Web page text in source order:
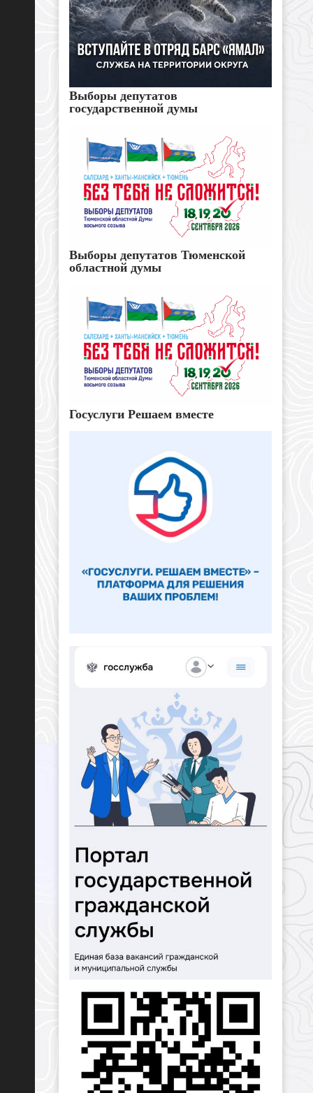
Выборы депутатов
государственной думы
Выборы депутатов Тюменской
областной думы
Госуслуги Решаем вместе